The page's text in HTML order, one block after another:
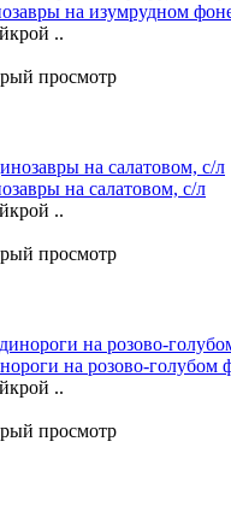
на изумрудном
..
просмотр
на салатовом, с/л
..
просмотр
на розово-голубом
..
просмотр